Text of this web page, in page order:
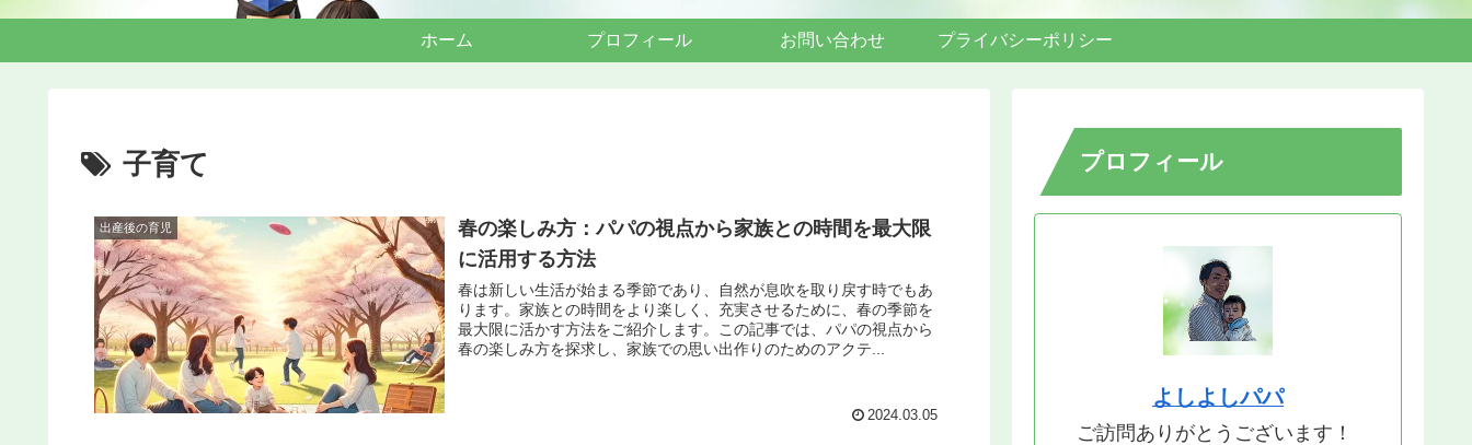
ホーム プロフィール お問い合わせ プライバシーポリシー
子育て
出産後の育児
春の楽しみ方：パパの視点から家族との時間を最大限
に活用する方法
春は新しい生活が始まる季節であり、自然が息吹を取り戻す時でもあ
ります。家族との時間をより楽しく、充実させるために、春の季節を
最大限に活かす方法をご紹介します。この記事では、パパの視点から
春の楽しみ方を探求し、家族での思い出作りのためのアクテ...
2024.03.05
プロフィール
よしよしパパ
ご訪問ありがとうございます！